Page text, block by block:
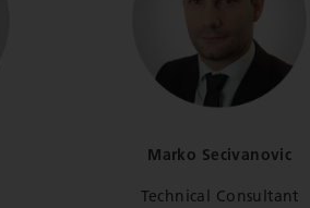
Marko Secivanovic
Technical Consultant